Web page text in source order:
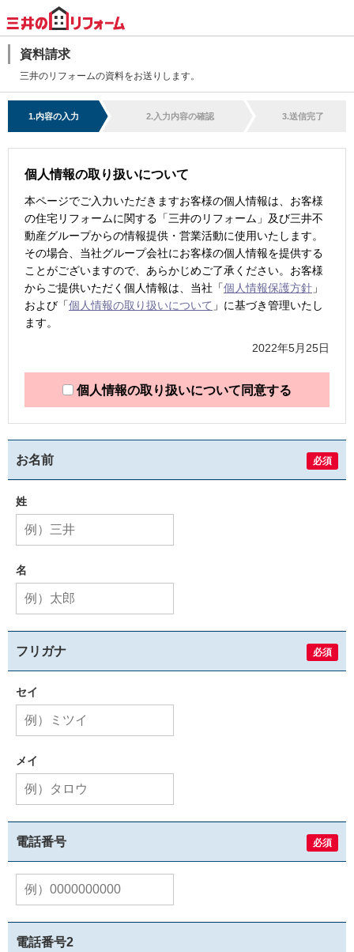
資料請求
三井のリフォームの資料をお送りします。
1.内容の入力 2.入力内容の確認 3.送信完了
個人情報の取り扱いについて
本ページでご入力いただきますお客様の個人情報は、お客様
の住宅リフォームに関する「三井のリフォーム」及び三井不
動産グループからの情報提供・営業活動に使用いたします。
その場合、当社グループ会社にお客様の個人情報を提供する
ことがございますので、あらかじめご了承ください。お客様
からご提供いただく個人情報は、当社「個人情報保護方針 」
および「個人情報の取り扱いについて 」に基づき管理いたし
ます。
2022年5月25日
個人情報の取り扱いについて同意する
お名前 必須
姓
名
フリガナ 必須
セイ
メイ
電話番号 必須
電話番号2